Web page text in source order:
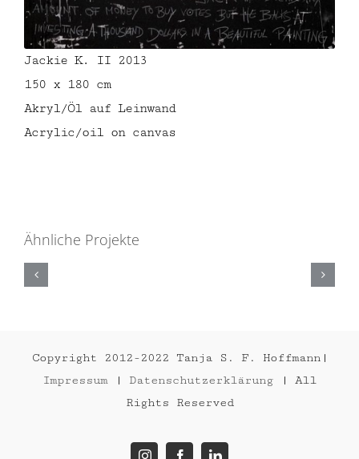
Jackie K. II 2013
150 x 180 cm
Akryl/Öl auf Leinwand
Acrylic/oil on canvas
Ähnliche Projekte
Copyright 2012-2022 Tanja S. F. Hoffmann|
Impressum| Datenschutzerklärung | All
Rights Reserved